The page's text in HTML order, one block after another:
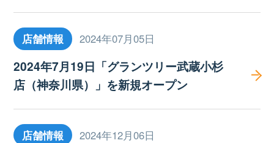
店舗情報 2024年07月05日
2024年7月19日「グランツリー武蔵小杉
店（神奈川県）」を新規オープン
店舗情報 2024年12月06日